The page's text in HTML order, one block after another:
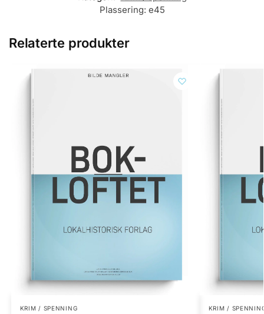
Plassering: e45
Relaterte produkter
KRIM / SPENNING KRIM /